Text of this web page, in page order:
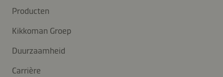
Producten
Kikkoman Groep
Duurzaamheid
Carrière